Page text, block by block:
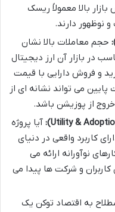
بالا معمولاً ریسک
نوظهور دارند.
حجم معاملات بالا نشان
در بازار آن ارز دیجیتال
و فروش دارایی با قیمت
می تواند نشانه ای از
از پوزیشن باشد.
آیا پروژه
کاربرد واقعی در دنیای
نوآورانه ارائه می
و شرکت ها پیدا می
به اقتصاد توکن یک